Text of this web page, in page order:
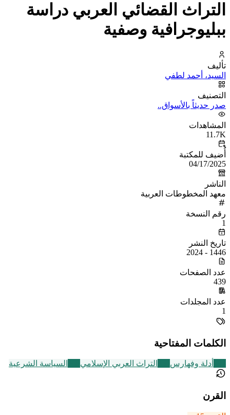
التراث القضائي العربي دراسة
ببليوجرافية وصفية
تأليف
السيد، أحمد لطفي
التصنيف
صدر حديثاً بالأسواق..
المشاهدات
11.7K
أُضيف للمكتبة
04/17/2025
الناشر
معهد المخطوطات العربية
رقم النسخة
1
تاريخ النشر
1446 - 2024
عدد الصفحات
439
عدد المجلدات
1
الكلمات المفتاحية
أدلة وفهارس التراث العربي الإسلامي السياسة الشرعية
القرن